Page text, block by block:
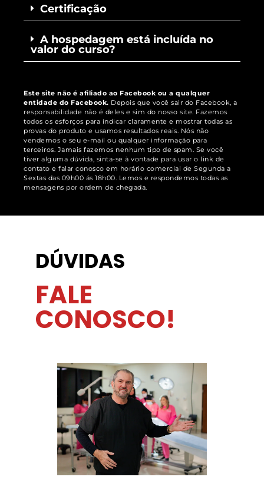
Certificação
A hospedagem está incluída no
valor do curso?
Este site não é afiliado ao Facebook ou a qualquer
entidade do Facebook. Depois que você sair do Facebook, a
responsabilidade não é deles e sim do nosso site. Fazemos
todos os esforços para indicar claramente e mostrar todas as
provas do produto e usamos resultados reais. Nós não
vendemos o seu e-mail ou qualquer informação para
terceiros. Jamais fazemos nenhum tipo de spam. Se você
tiver alguma dúvida, sinta-se à vontade para usar o link de
contato e falar conosco em horário comercial de Segunda a
Sextas das 09h00 ás 18h00. Lemos e respondemos todas as
mensagens por ordem de chegada.
DÚVIDAS
FALE
CONOSCO!